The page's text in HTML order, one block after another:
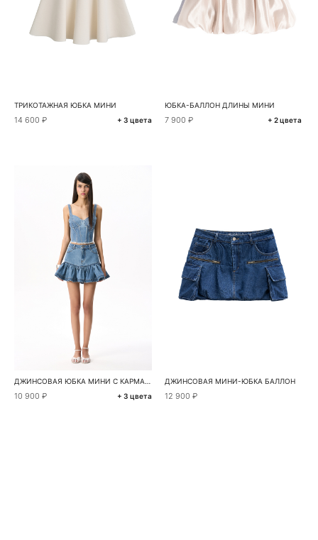
ТРИКОТАЖНАЯ ЮБКА МИНИ
14 600 ₽ + 3 цвета
ЮБКА-БАЛЛОН ДЛИНЫ МИНИ
7 900 ₽ + 2 цвета
ДЖИНСОВАЯ ЮБКА МИНИ С КАРМАНАМИ СЕРДЕЧКАМИ
10 900 ₽ + 3 цвета
ДЖИНСОВАЯ МИНИ-ЮБКА БАЛЛОН
12 900 ₽